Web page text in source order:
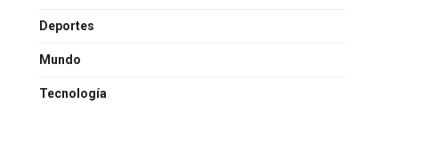
Deportes
Mundo
Tecnología